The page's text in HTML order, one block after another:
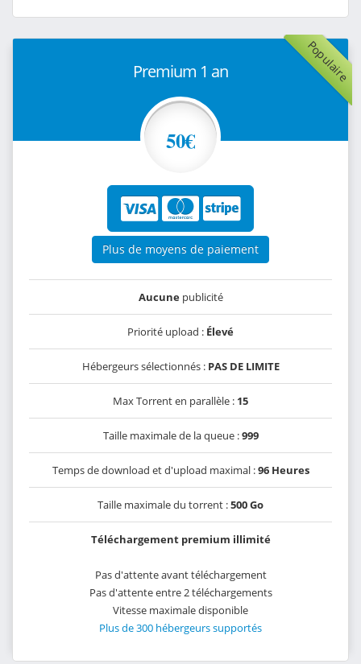
Populaire
Premium 1 an
50€
Plus de moyens de paiement
Aucunepublicité
Priorité upload : Élevé
Hébergeurs sélectionnés : PAS DE LIMITE
Max Torrent en parallèle : 15
Taille maximale de la queue :999
Temps de download et d'upload maximal :96 Heures
Taille maximale du torrent :500 Go
Téléchargement premium illimité
Pas d'attente avant téléchargement
Pas d'attente entre 2 téléchargements
Vitesse maximale disponible
Plus de 300 hébergeurs supportés